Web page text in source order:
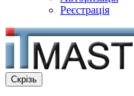
Реєстрація
Скрізь